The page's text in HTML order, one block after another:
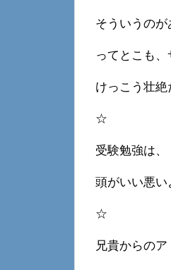
そういうの
ってとこも
けっこう壮
☆
受験勉強は
頭がいい悪
☆
兄貴からの